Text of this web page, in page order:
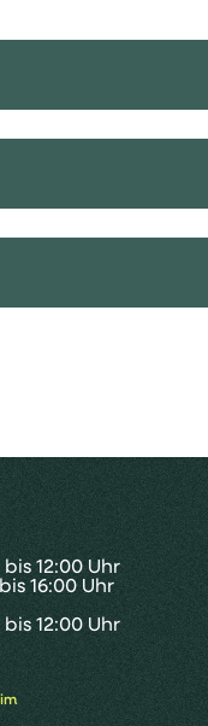
12:00 Uhr
16:00 Uhr
12:00 Uhr